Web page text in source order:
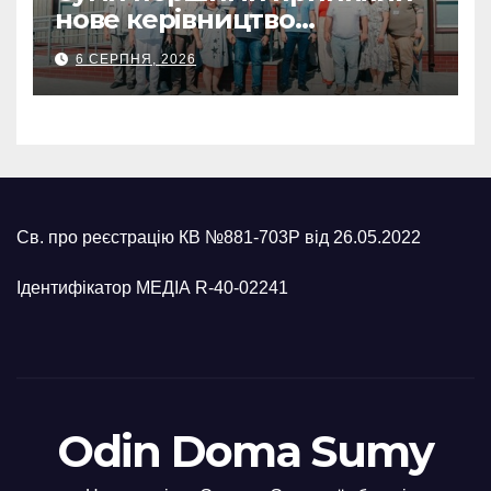
нове керівництво
Українського Червоного
Хреста: Артем Кобзар
окреслив потреби громади
6 СЕРПНЯ, 2026
Св. про реєстрацію КВ №881-703Р від 26.05.2022
Ідентифікатор МЕДІА R-40-02241
Odin Doma Sumy